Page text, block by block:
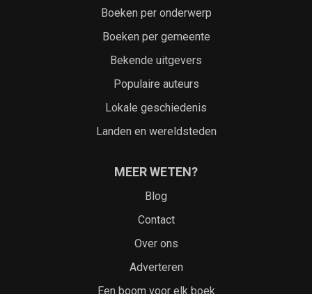
Boeken per onderwerp
Boeken per gemeente
Bekende uitgevers
Populaire auteurs
Lokale geschiedenis
Landen en wereldsteden
MEER WETEN?
Blog
Contact
Over ons
Adverteren
Een boom voor elk boek